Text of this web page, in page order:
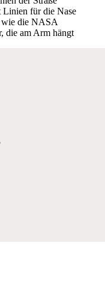
Linien für die Nase
wie die NASA
die am Arm hängt